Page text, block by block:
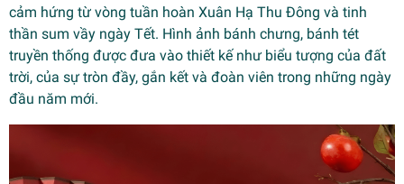
cảm hứng từ vòng tuần hoàn Xuân Hạ Thu Đông và tinh
thần sum vầy ngày Tết. Hình ảnh bánh chưng, bánh tét
truyền thống được đưa vào thiết kế như biểu tượng của đất
trời, của sự tròn đầy, gắn kết và đoàn viên trong những ngày
đầu năm mới.